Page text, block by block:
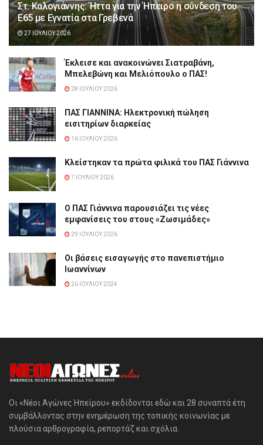
Στ. Καλογιάννης: Ήττα για την Ήπειρο η σύνδεση του
Ε65 με Εγνατία στα Γρεβενά
27 ΙΟΥΛΊΟΥ 2026
Έκλεισε και ανακοινώνει Σιατραβάνη,
Μπελεβώνη και Μελιόπουλο ο ΠΑΣ!
28 ΙΟΥΛΊΟΥ 2026
ΠΑΣ ΓΙΑΝΝΙΝΑ: Hλεκτρονική πώληση
εισιτηρίων διαρκείας
16 ΙΟΥΛΊΟΥ 2026
Κλείστηκαν τα πρώτα φιλικά του ΠΑΣ Γιάννινα
7 ΙΟΥΛΊΟΥ 2026
Ο ΠΑΣ Γιάννινα παρουσιάζει τις νέες
εμφανίσεις του στους «Ζωσιμάδες»
29 ΙΟΥΛΊΟΥ 2026
Οι βάσεις εισαγωγής στο πανεπιστήμιο
Ιωαννίνων
26 ΙΟΥΛΊΟΥ 2024
Οι «Νέοι Αγώνες Ηπείρου» εκδίδονται εδώ και 28 συναπτά έτη
συμβάλλοντας στην ενημέρωση της τοπικής κοινωνίας με
πλούσια αρθρογραφία, ρεπορτάζ και σχόλια.